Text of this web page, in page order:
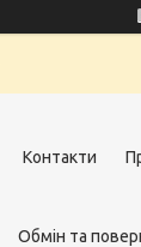
Контакти
Обмін та